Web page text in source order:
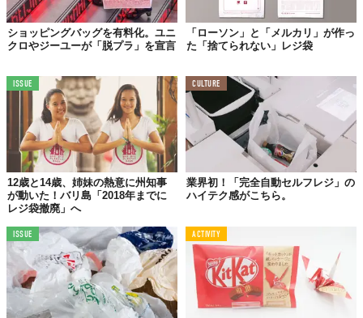
©iStock.com/phanasitti
チック製レジ袋を使うことを2019年7月までに
表しました。1年間をかけて段階的に取り組み、ニュージーランド
の大事な観光資源である海を守っていくとのこと。同じ頃にドミ
ニカ共和国もプラスチック製品や発泡スチロールが使われている
食品容器も禁止する方針を発表しており、世界各国でのレジ袋削
ショッピングバッグを有料化。ユニ
クロやジーユーが「脱プラ」を宣言
「ローソン」と「メルカリ」が作っ
た「捨てられない」レジ袋
ISSUE
12歳と14歳、姉妹の熱意に州知事
が動いた！バリ島「2018年までに
レジ袋撤廃」へ
CULTURE
業界初！「完全自動セルフレジ」の
ハイテク感がこちら。
ISSUE ACTIVITY